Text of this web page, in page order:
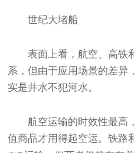
世纪大堵船
表面上看，航空、高铁
系，但由于应用场景的差异
实是井水不犯河水。
航空运输的时效性最高
值商品才用得起空运。铁路